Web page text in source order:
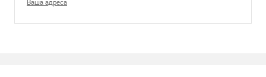
Ваша адреса